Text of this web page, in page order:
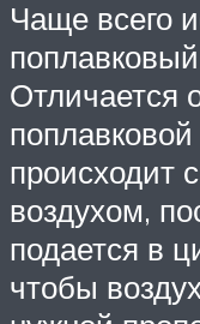
Чаще всего
Отличается
происходит
воздухом,
подается в
чтобы